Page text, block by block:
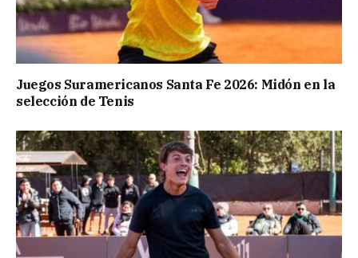
Juegos Suramericanos Santa Fe 2026: Midón en la
selección de Tenis